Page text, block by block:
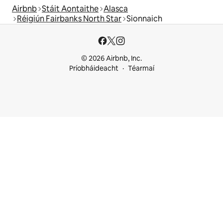
Airbnb Stáit Aontaithe Alasca
Réigiún Fairbanks North Star Sionnaich
© 2026 Airbnb, Inc.
Príobháideacht
Téarmaí